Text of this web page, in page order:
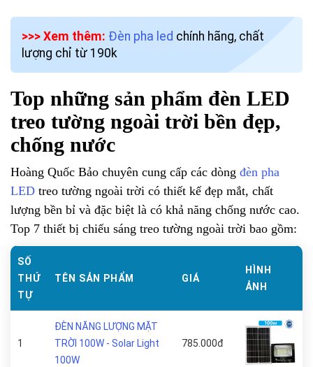
>>> Xem thêm: Đèn pha led chính hãng, chất
lượng chỉ từ 190k
Top những sản phẩm đèn LED
treo tường​ ngoài trời bền đẹp,
chống nước
Hoàng Quốc Bảo chuyên cung cấp các dòng đèn pha
LED treo tường​ ngoài trời có thiết kế đẹp mắt, chất
lượng bền bỉ và đặc biệt là có khả năng chống nước cao.
Top 7 thiết bị chiếu sáng treo tường ngoài trời bao gồm:
SỐ
THỨ
TỰ
TÊN SẢN PHẨM GIÁ
HÌNH
ẢNH
1
ĐÈN NĂNG LƯỢNG MẶT
TRỜI 100W - Solar Light
100W
785.000đ